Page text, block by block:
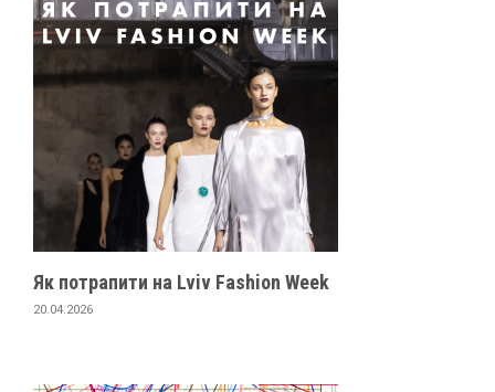
Як потрапити на Lviv Fashion Week
20.04.2026